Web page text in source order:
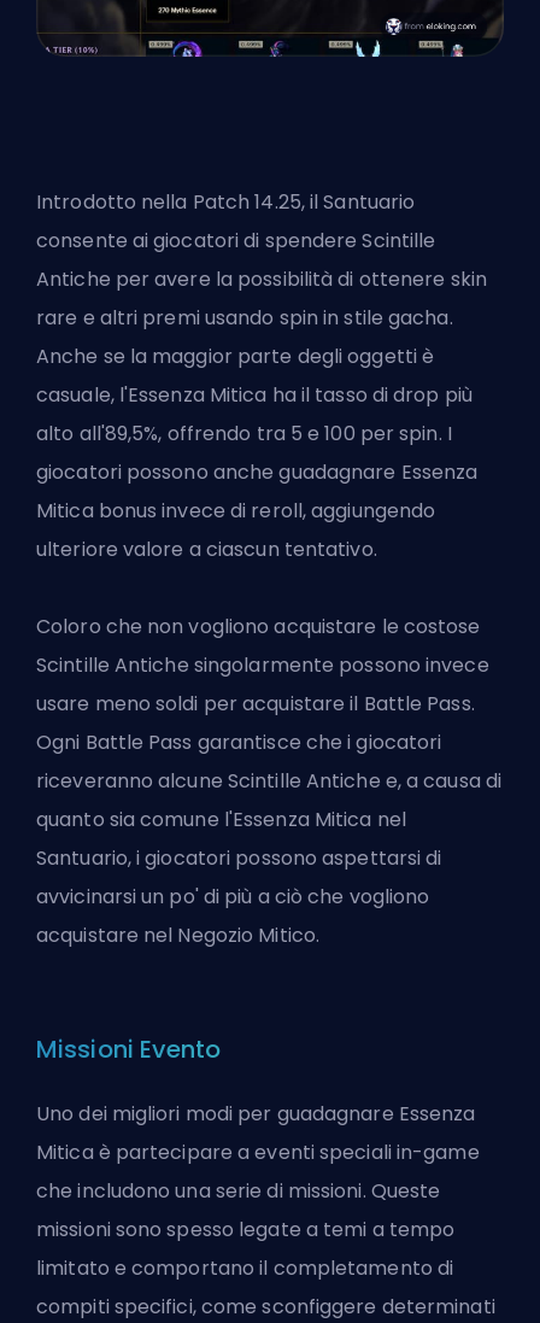
Introdotto nella Patch 14.25, il Santuario
consente ai giocatori di spendere Scintille
Antiche per avere la possibilità di ottenere skin
rare e altri premi usando spin in stile gacha.
Anche se la maggior parte degli oggetti è
casuale, l'Essenza Mitica ha il tasso di drop più
alto all'89,5%, offrendo tra 5 e 100 per spin. I
giocatori possono anche guadagnare Essenza
Mitica bonus invece di reroll, aggiungendo
ulteriore valore a ciascun tentativo.
Coloro che non vogliono acquistare le costose
Scintille Antiche singolarmente possono invece
usare meno soldi per acquistare il Battle Pass.
Ogni Battle Pass garantisce che i giocatori
riceveranno alcune Scintille Antiche e, a causa di
quanto sia comune l'Essenza Mitica nel
Santuario, i giocatori possono aspettarsi di
avvicinarsi un po' di più a ciò che vogliono
acquistare nel Negozio Mitico.
Missioni Evento
Uno dei migliori modi per guadagnare Essenza
Mitica è partecipare a eventi speciali in-game
che includono una serie di missioni. Queste
missioni sono spesso legate a temi a tempo
limitato e comportano il completamento di
compiti specifici, come sconfiggere determinati